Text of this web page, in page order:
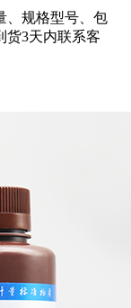
、规格型号、包
货3天内联系客